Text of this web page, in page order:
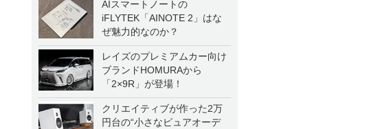
AIスマートノートの
iFLYTEK「AINOTE 2」はな
ぜ魅力的なのか？
レイズのプレミアムカー向け
ブランドHOMURAから
「2×9R」が登場！
クリエイティブが作った2万
円台の“小さなピュアオーデ